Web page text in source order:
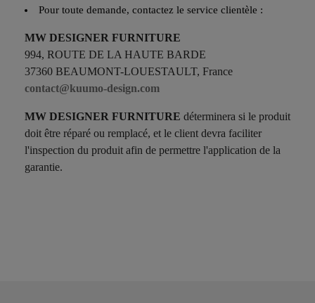
Pour toute demande, contactez le service clientèle :
MW DESIGNER FURNITURE
994, ROUTE DE LA HAUTE BARDE
37360 BEAUMONT-LOUESTAULT, France
contact@kuumo-design.com
MW DESIGNER FURNITURE déterminera si le produit
doit être réparé ou remplacé, et le client devra faciliter
l'inspection du produit afin de permettre l'application de la
garantie.